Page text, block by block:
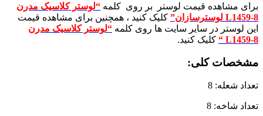
برای مشاهده قیمت لوستر بر روی کلمه “لوستر کلاسیک مدرن
L1459-8 لوسترسازان”
کلیک کنید ، همچنین برای مشاهده قیمت
این لوستر در سایر سایت ها روی کلمه “لوستر کلاسیک مدرن
L1459-8
“ کلیک کنید.
مشخصات کلی:
تعداد شعله: 8
تعداد شاخه: 8